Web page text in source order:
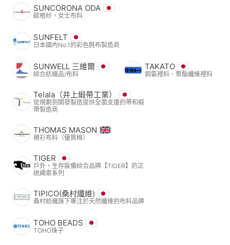
SUNCORONA ODA
歐根紗，女士布料
SUNFELT
日本國內No.1的彩色氈布製造商
SUNWELL 三維爾
綜合紡織品/布料
TAKATO
銅氨裡料、聚酯纖維裡料
Telala（井上緞帶工業）
從規劃到開發製造提供全面支援的帶和緞
帶製造商
THOMAS MASON
襯衫布料（優質棉）
TIGER
戶外・生存裝備綜合品牌【TIGER】的正
統繩索系列
TIPICO(桑村纖維)
桑村紡織旗下專注於天然纖維的布料品牌
TOHO BEADS
TOHO珠子